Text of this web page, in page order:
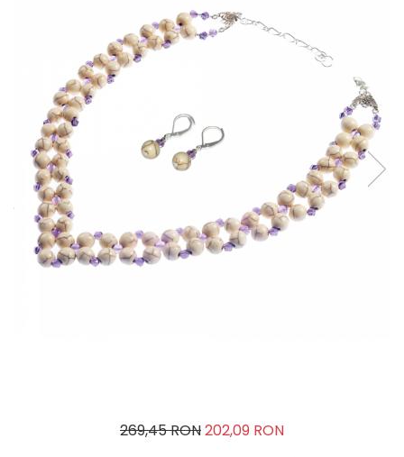
269,45 RON202,09 RON